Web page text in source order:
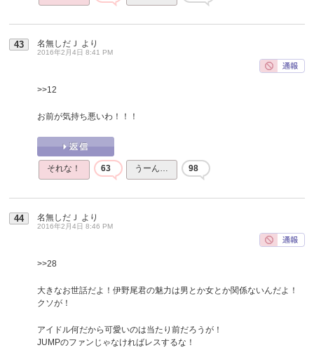
43 名無しだＪ より
2016年2月4日 8:41 PM
>>12
お前が気持ち悪いわ！！！
それな！ 63 うーん… 98
44 名無しだＪ より
2016年2月4日 8:46 PM
>>28
大きなお世話だよ！伊野尾君の魅力は男とか女とか関係ないんだよ！
クソが！
アイドル何だから可愛いのは当たり前だろうが！
JUMPのファンじゃなければレスするな！